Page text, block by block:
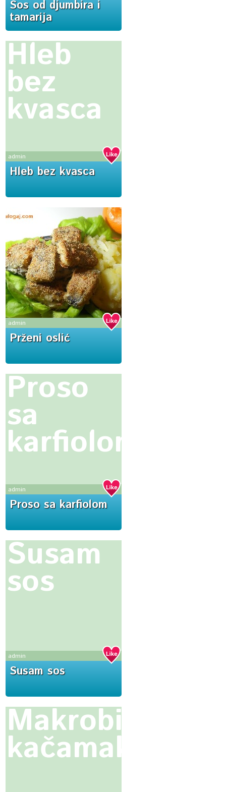
Sos od djumbira i
tamarija
Hleb
bez
kvasca
admin
Hleb bez kvasca
admin
Prženi oslić
Proso
sa
karfiolom
admin
Proso sa karfiolom
Susam
sos
admin
Susam sos
Makrobiotički
kačamak